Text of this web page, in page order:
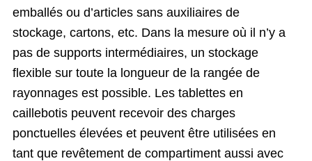
emballés ou d’articles sans auxiliaires de
stockage, cartons, etc. Dans la mesure où il n’y a
pas de supports intermédiaires, un stockage
flexible sur toute la longueur de la rangée de
rayonnages est possible. Les tablettes en
caillebotis peuvent recevoir des charges
ponctuelles élevées et peuvent être utilisées en
tant que revêtement de compartiment aussi avec